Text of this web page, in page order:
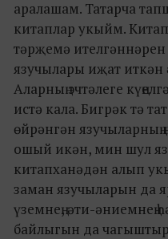
аралашам. Татарча
китаплар укыйм.
тәрҗемә ителгәннәрен
язучылары иҗат иткән
Аларның эчтәлеге
истә кала. Бигрәк тә
өйрәнгән язучыларның
ошый икән, мин шул
китапханәдән алып
заман язучыларын да
үземнең, әти-әниемнең
байлыгын да